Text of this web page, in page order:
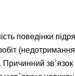
поведінки
Причинний